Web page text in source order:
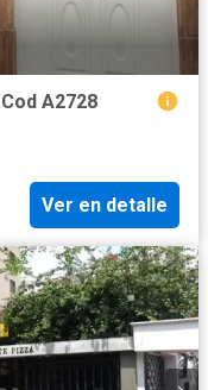
A2728
Ver en detalle